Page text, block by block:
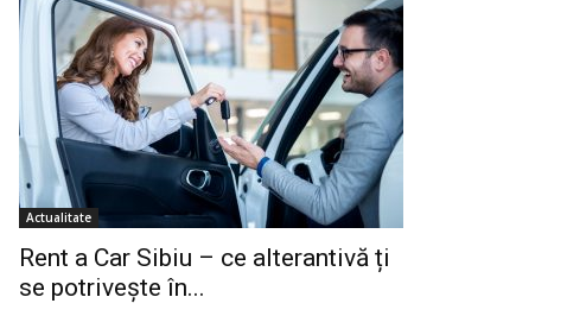
Actualitate
Rent a Car Sibiu – ce alterantivă ți
se potrivește în...